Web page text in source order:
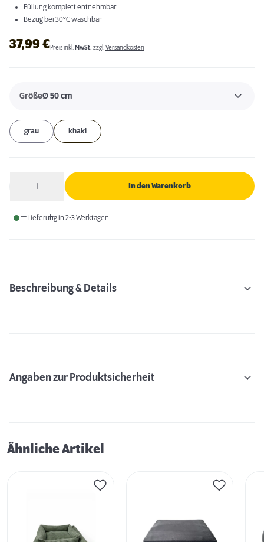
Füllung komplett entnehmbar
Bezug bei 30°C waschbar
37,99€Preis inkl. MwSt. zzgl.Versandkosten
GrößeØ 50 cm
grau khaki
1 In den Warenkorb
Lieferung in 2-3 Werktagen
Beschreibung & Details
Angaben zur Produktsicherheit
Ähnliche Artikel